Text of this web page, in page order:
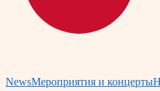
NewsМероприятия и концерты